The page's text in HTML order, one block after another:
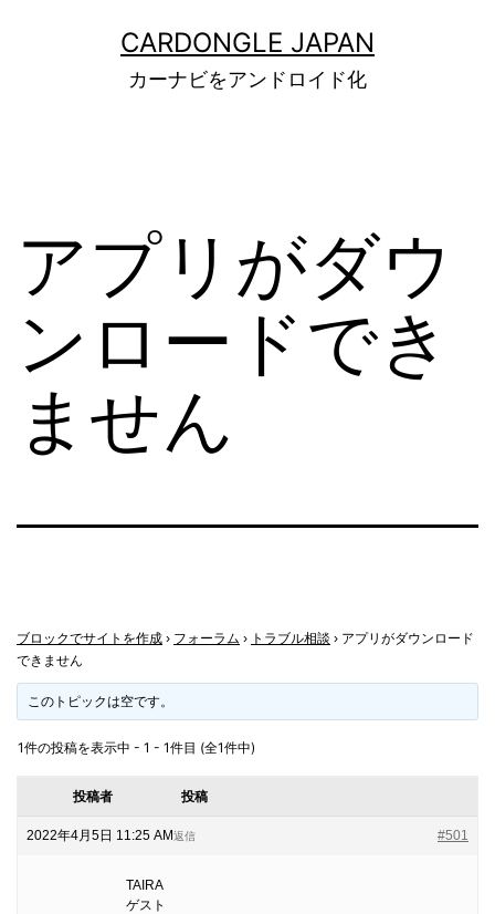
CARDONGLE JAPAN
カーナビをアンドロイド化
アプリがダウ
ンロードでき
ません
ブロックでサイトを作成 › フォーラム › トラブル相談 › アプリがダウンロード
できません
このトピックは空です。
1件の投稿を表示中 - 1 - 1件目 (全1件中)
投稿者 投稿
2022年4月5日 11:25 AM #501
返信
TAIRA
ゲスト